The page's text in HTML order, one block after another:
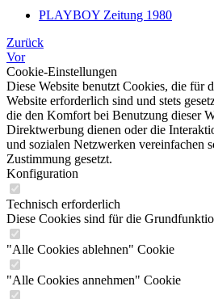
PLAYBOY Zeitung 1980
Zurück
Vor
Cookie-Einstellungen
Diese Website benutzt Cookies, die für
Website erforderlich sind und stets
die den Komfort bei Benutzung dieser
Direktwerbung dienen oder die
und sozialen Netzwerken vereinfachen
Zustimmung gesetzt.
Konfiguration
Technisch erforderlich
Diese Cookies sind für die
"Alle Cookies ablehnen" Cookie
"Alle Cookies annehmen" Cookie